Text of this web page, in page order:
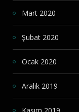
Mart 2020
Şubat 2020
Ocak 2020
Aralık 2019